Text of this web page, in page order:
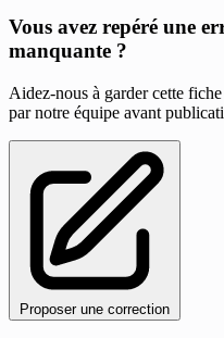
Vous avez repéré une
manquante ?
Aidez-nous à garder cette
par notre équipe avant
Proposer une correction